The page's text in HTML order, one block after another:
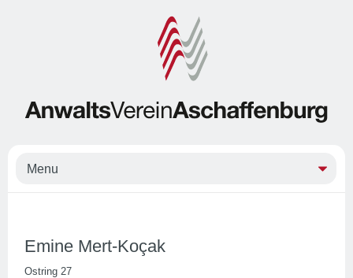
Emine Mert-Koçak
Ostring 27